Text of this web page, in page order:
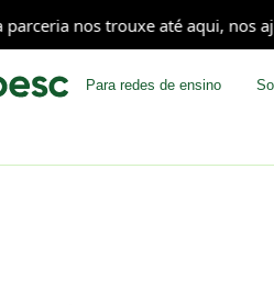
trouxe até aqui, nos ajude a
Para redes de ensino